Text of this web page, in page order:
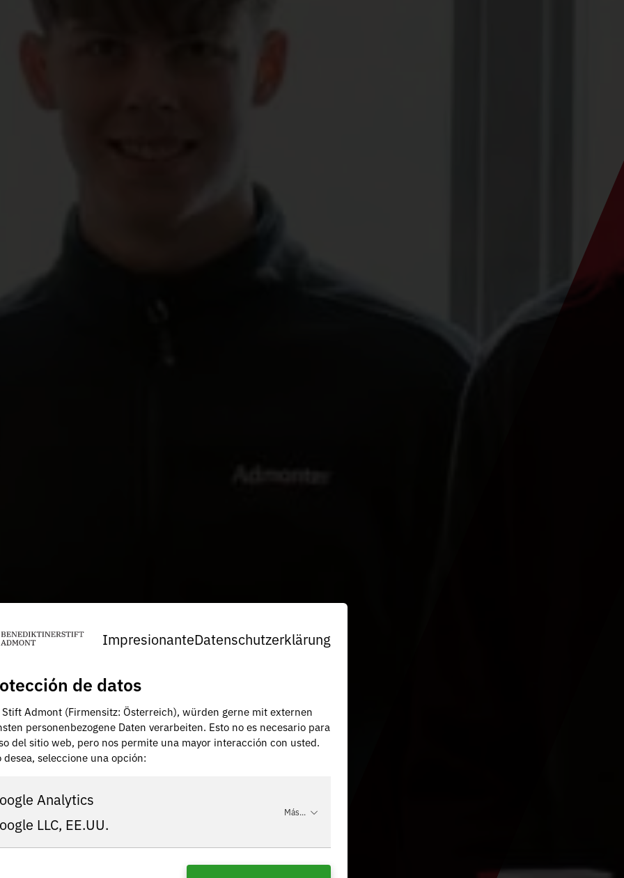
ImpresionanteDatenschutzerklärung
de datos
Stift Admont (Firmensitz: Österreich), würden gerne mit externen
personenbezogene Daten verarbeiten. Esto no es necesario para
del sitio web, pero nos permite una mayor interacción con usted.
desea, seleccione una opción:
Analytics
LLC, EE.UU.
Más...